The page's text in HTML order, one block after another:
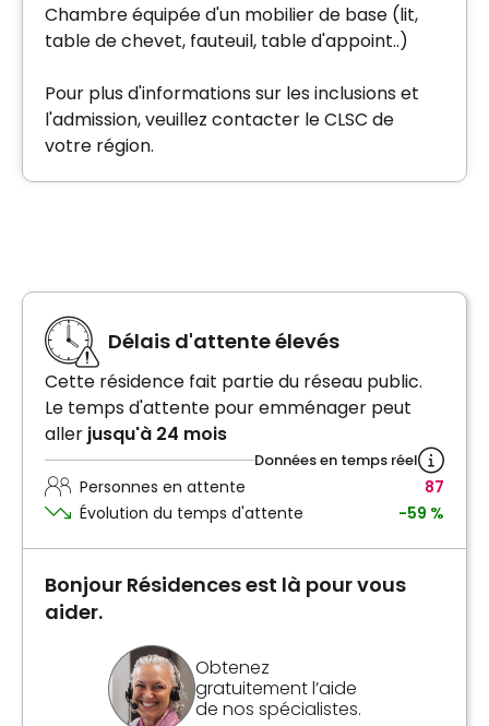
Chambre équipée d'un mobilier de base (lit,
table de chevet, fauteuil, table d'appoint..)
Pour plus d'informations sur les inclusions et
l'admission, veuillez contacter le CLSC de
votre région.
Délais d'attente élevés
Cette résidence fait partie du réseau public.
Le temps d'attente pour emménager peut
aller jusqu'à 24 mois
Données en temps réel
Personnes en attente
87
Évolution du temps d'attente
-59 %
Bonjour Résidences est là pour vous
aider.
Obtenez
gratuitement l’aide
de nos spécialistes.